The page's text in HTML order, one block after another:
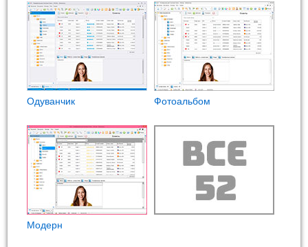
Одуванчик Фотоальбом
Модерн